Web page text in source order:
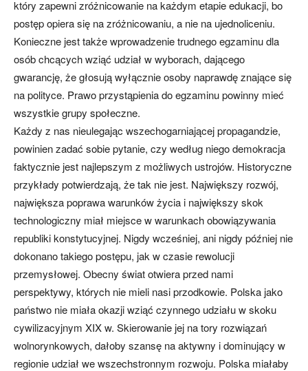
który zapewni zróżnicowanie na każdym etapie edukacji, bo
postęp opiera się na zróżnicowaniu, a nie na ujednoliceniu.
Konieczne jest także wprowadzenie trudnego egzaminu dla
osób chcących wziąć udział w wyborach, dającego
gwarancję, że głosują wyłącznie osoby naprawdę znające się
na polityce. Prawo przystąpienia do egzaminu powinny mieć
wszystkie grupy społeczne.
Każdy z nas nieulegając wszechogarniającej propagandzie,
powinien zadać sobie pytanie, czy według niego demokracja
faktycznie jest najlepszym z możliwych ustrojów. Historyczne
przykłady potwierdzają, że tak nie jest. Największy rozwój,
największa poprawa warunków życia i największy skok
technologiczny miał miejsce w warunkach obowiązywania
republiki konstytucyjnej. Nigdy wcześniej, ani nigdy później nie
dokonano takiego postępu, jak w czasie rewolucji
przemysłowej. Obecny świat otwiera przed nami
perspektywy, których nie mieli nasi przodkowie. Polska jako
państwo nie miała okazji wziąć czynnego udziału w skoku
cywilizacyjnym XIX w. Skierowanie jej na tory rozwiązań
wolnorynkowych, dałoby szansę na aktywny i dominujący w
regionie udział we wszechstronnym rozwoju. Polska miałaby